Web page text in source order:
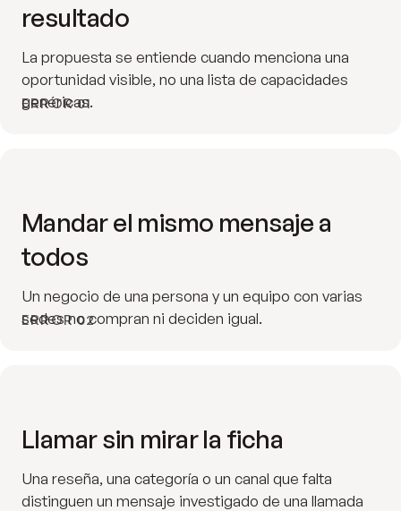
ERROR 01
resultado
La propuesta se entiende cuando menciona una
oportunidad visible, no una lista de capacidades
genéricas.
ERROR 02
Mandar el mismo mensaje a
todos
Un negocio de una persona y un equipo con varias
sedes no compran ni deciden igual.
Llamar sin mirar la ficha
Una reseña, una categoría o un canal que falta
distinguen un mensaje investigado de una llamada